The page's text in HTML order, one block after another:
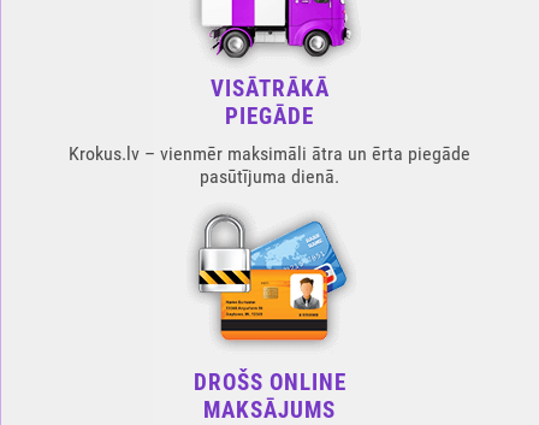
VISĀTRĀKĀ
PIEGĀDE
Krokus.lv – vienmēr maksimāli ātra un ērta piegāde
pasūtījuma dienā.
DROŠS ONLINE
MAKSĀJUMS